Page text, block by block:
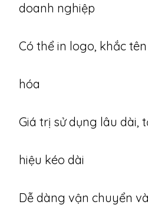
doanh nghiệp
Có thể in logo, khắc
hóa
Giá trị sử dụng lâu dài,
hiệu kéo dài
Dễ dàng vận chuyển